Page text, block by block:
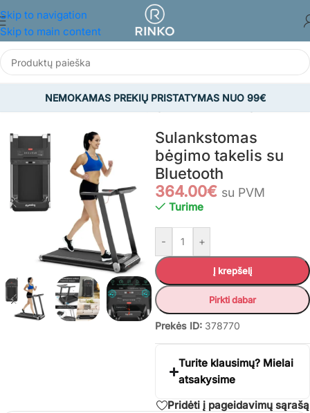
Skip to navigation
Skip to main content
NEMOKAMAS PREKIŲ PRISTATYMAS NUO 99€
IR LAISVALAIKIS/Fitnesas ir jėgos treniruotės/Bėgimo takeliai
Sulankstomas
bėgimo takelis su
Bluetooth
364.00€ su PVM
Turime
- +
Į krepšelį
Pirkti dabar
Prekės ID: 378770
Turite klausimų? Mielai
atsakysime
Pridėti į pageidavimų sąrašą